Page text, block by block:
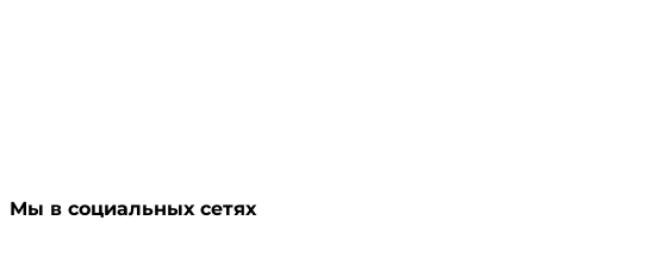
Мы в социальных сетях